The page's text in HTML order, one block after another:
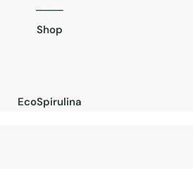
───
Shop
EcoSpirulina